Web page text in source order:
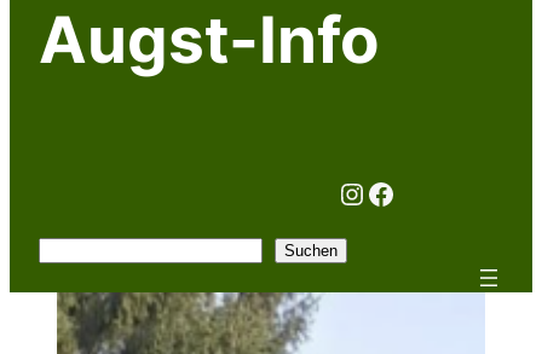
Augst-Info
Instagram
Facebook
Suchen